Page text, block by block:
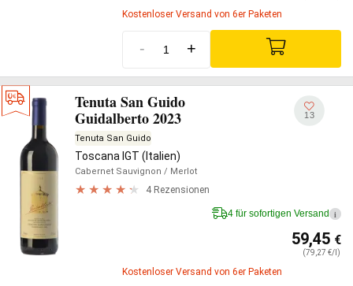
Kostenloser Versand von 6er Paketen
- +
Tenuta San Guido
Guidalberto 2023
Tenuta San Guido
Toscana IGT (Italien)
Cabernet Sauvignon / Merlot
4 Rezensionen
13
4 für sofortigen Versand i
59,45 €
(79,27 €/l)
Kostenloser Versand von 6er Paketen